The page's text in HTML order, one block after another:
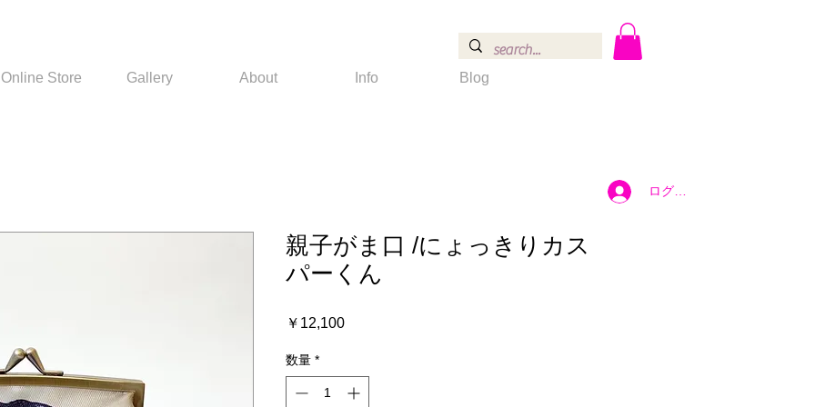
Online Store Gallery About Info Blog
ログイン
親子がま口 /にょっきりカス
パーくん
￥12,100価
数量 *